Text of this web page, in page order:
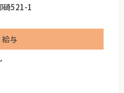
碕521-1
給与